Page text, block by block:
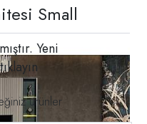
Small
Yeni
ürünler